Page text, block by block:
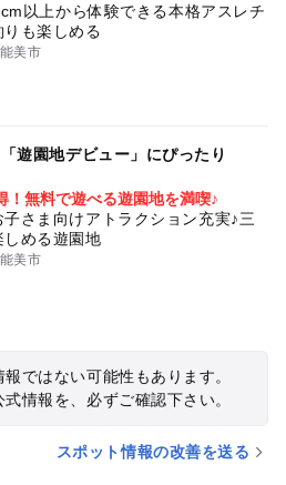
以上から体験できる本格アスレチ
りも楽しめる
美市
遊園地デビュー」にぴったり
！無料で遊べる遊園地を満喫♪
子さま向けアトラクション充実♪三
しめる遊園地
美市
ではない可能性もあります。
情報を、必ずご確認下さい。
スポット情報の改善を送る